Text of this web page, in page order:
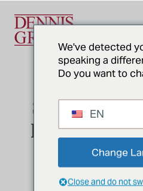
Stop & Shop
Facility en
premio al
We've detected
speaking a
Do you want to
EN
Change
Close and do not